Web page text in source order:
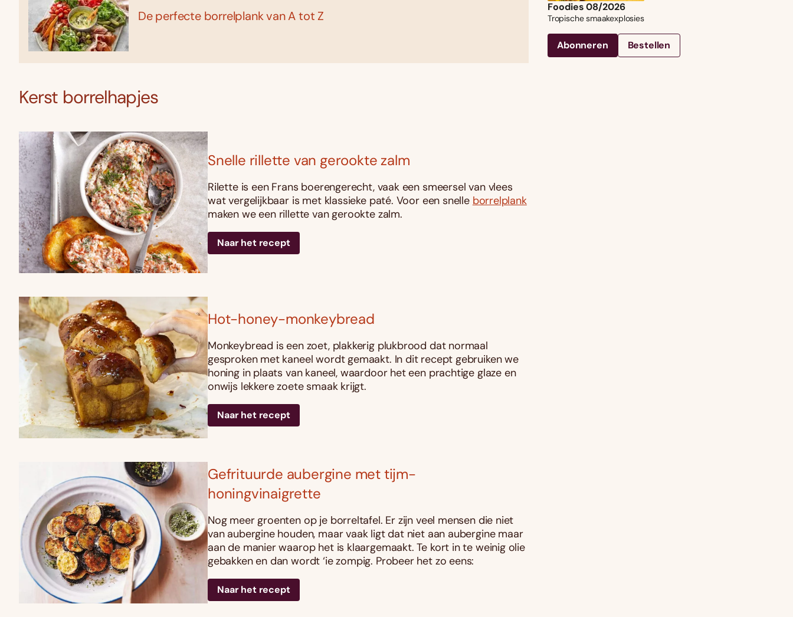
De perfecte borrelplank van A tot Z
Kerst borrelhapjes
Snelle rillette van gerookte zalm
Rilette is een Frans boerengerecht, vaak een smeersel van vlees
wat vergelijkbaar is met klassieke paté. Voor een snelle borrelplank
maken we een rillette van gerookte zalm.
Naar het recept
Hot-honey-monkeybread
Monkeybread is een zoet, plakkerig plukbrood dat normaal
gesproken met kaneel wordt gemaakt. In dit recept gebruiken we
honing in plaats van kaneel, waardoor het een prachtige glaze en
onwijs lekkere zoete smaak krijgt.
Naar het recept
Gefrituurde aubergine met tijm-
honingvinaigrette
Nog meer groenten op je borreltafel. Er zijn veel mensen die niet
van aubergine houden, maar vaak ligt dat niet aan aubergine maar
aan de manier waarop het is klaargemaakt. Te kort in te weinig olie
gebakken en dan wordt ‘ie zompig. Probeer het zo eens:
Naar het recept
Foodies 08/2026
Tropische smaakexplosies
Abonneren Bestellen